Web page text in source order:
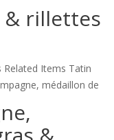
& rillettes
Items Tatin
médaillon de